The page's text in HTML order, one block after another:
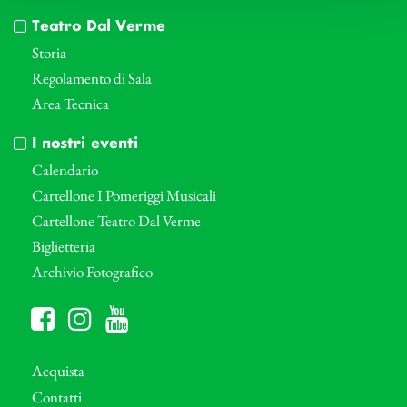
Teatro Dal Verme
Storia
Regolamento di Sala
Area Tecnica
I nostri eventi
Calendario
Cartellone I Pomeriggi Musicali
Cartellone Teatro Dal Verme
Biglietteria
Archivio Fotografico
Acquista
Contatti